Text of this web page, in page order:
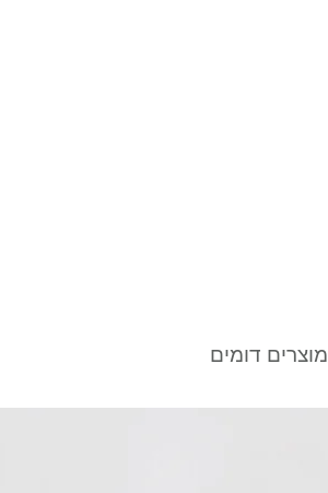
מוצרים דומים